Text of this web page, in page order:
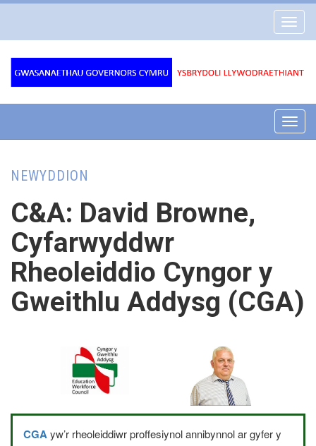
Governors
NEWYDDION
C&A: David Browne,
Cyfarwyddwr
Rheoleiddio Cyngor y
Gweithlu Addysg (CGA)
CGAyw’r rheoleiddiwr proffesiynol annibynnol ar gyfer y